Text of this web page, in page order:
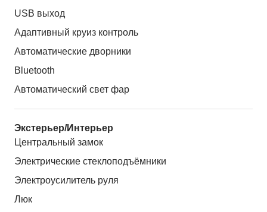
USB выход
Адаптивный круиз контроль
Автоматические дворники
Bluetooth
Автоматический свет фар
Экстерьер/Интерьер
Центральный замок
Электрические стеклоподъёмники
Электроусилитель руля
Люк